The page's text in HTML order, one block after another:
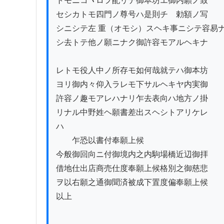
セシカトモ四門ノ尊号ハ是則チ　勅額ノ写
シニシテ左 重（オモシ）スヘキ事ニシテ容易
シ去トテ他ノ願ニナク御許容モアルヘキナ
レトモ役人中ノ所存モ如何哉就テハ御本坊
ヨリ御内々仰入ラレモ下サルヘキヤ内実御
許容ノ趣モアレハナリ乍去表向ハ地方ノ掛
リナル中野姓ヘ願書差出スヘシトアリケレ
ハ
乍恐以書付奉願上候
今般御回向ニ付御境内之内駒場橋近辺御拝
借地仕出店商売仕度奉願上候格別之御慈悲
ヲ以右願之通御聞済被成下置度偏奉願上候
以上